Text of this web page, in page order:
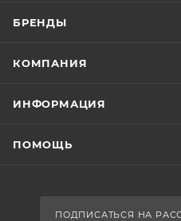
БРЕНДЫ
КОМПАНИЯ
ИНФОРМАЦИЯ
ПОМОЩЬ
ПОДПИСАТЬСЯ НА